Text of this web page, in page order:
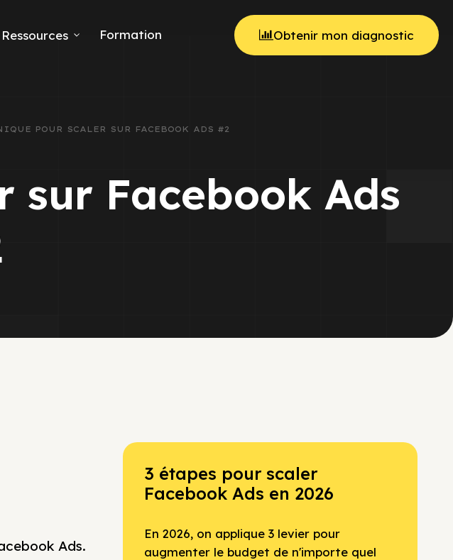
Ressources Formation Obtenir mon diagnostic
POUR SCALER SUR FACEBOOK ADS #2
sur Facebook Ads
Ads.
3 étapes pour scaler
Facebook Ads en 2026
En 2026, on applique 3 levier pour
augmenter le budget de n'importe quel